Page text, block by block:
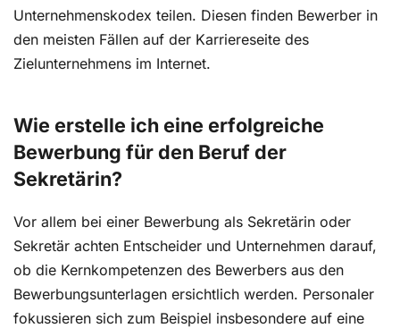
Unternehmenskodex teilen. Diesen finden Bewerber in
den meisten Fällen auf der Karriereseite des
Zielunternehmens im Internet.
Wie erstelle ich eine erfolgreiche
Bewerbung für den Beruf der
Sekretärin?
Vor allem bei einer Bewerbung als Sekretärin oder
Sekretär achten Entscheider und Unternehmen darauf,
ob die Kernkompetenzen des Bewerbers aus den
Bewerbungsunterlagen ersichtlich werden. Personaler
fokussieren sich zum Beispiel insbesondere auf eine